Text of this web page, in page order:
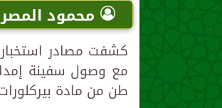
محمود
كشفت مصادر
مع وصول سفينة
طن من مادة